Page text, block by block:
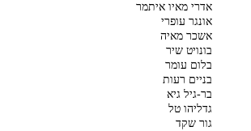
אדרי מאיו איתמר
אונגר עופרי
אשכר מאיה
בונויט שיר
בלום עומר
בניים רעות
בר-גיל גיא
גדליהו טל
גור שקד